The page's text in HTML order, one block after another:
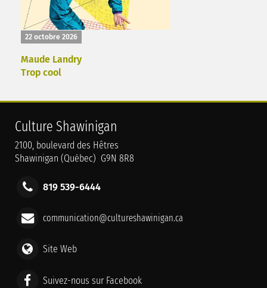
22 octobre 2026
Maude Landry
Trop cool
Culture Shawinigan
2100, boulevard des Hêtres
Shawinigan (Québec) G9N 8R8
819 539-6444
communication@cultureshawinigan.ca
Site Web
Suivez-nous sur Facebook